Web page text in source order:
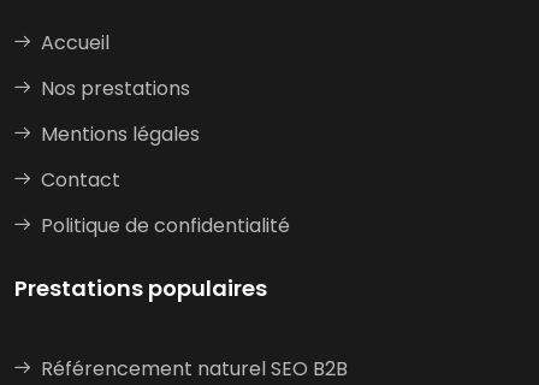
Accueil
Nos prestations
Mentions légales
Contact
Politique de confidentialité
Prestations populaires
Référencement naturel SEO B2B